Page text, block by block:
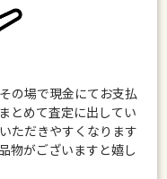
の場で現金にてお支払
とめて査定に出してい
ただきやすくなります
物がございますと嬉し